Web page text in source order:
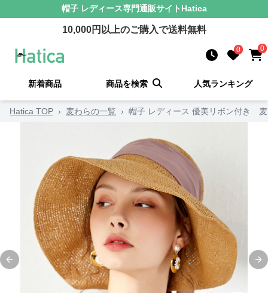
帽子 レディース専門通販サイト Hatica
10,000円以上のご購入で送料無料
0 0
新着商品 商品を検索 人気ランキング
Hatica TOP › 麦わらの一覧 › 帽子 レディース 優美リボン付き
Previous slide